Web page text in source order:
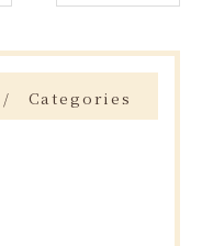
Categories